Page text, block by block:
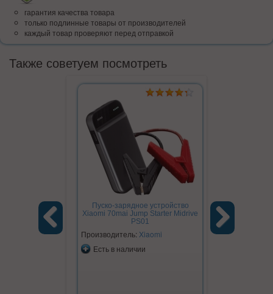
гарантия качества товара
только подлинные товары от производителей
каждый товар проверяют перед отправкой
Также советуем посмотреть
Пуско-зарядное устройство
Xiaomi 70mai Jump Starter Midrive
PS01
Производитель: Xiaomi
Есть в наличии